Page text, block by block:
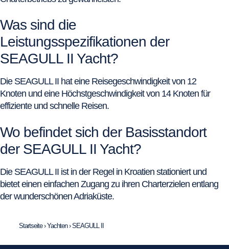
Was sind die
Leistungsspezifikationen der
SEAGULL II Yacht?
Die SEAGULL II hat eine Reisegeschwindigkeit von 12
Knoten und eine Höchstgeschwindigkeit von 14 Knoten für
effiziente und schnelle Reisen.
Wo befindet sich der Basisstandort
der SEAGULL II Yacht?
Die SEAGULL II ist in der Regel in Kroatien stationiert und
bietet einen einfachen Zugang zu ihren Charterzielen entlang
der wunderschönen Adriaküste.
Startseite›Yachten›SEAGULL II